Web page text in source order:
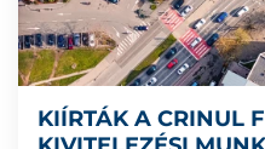
KIÍRTÁK A CRINUL